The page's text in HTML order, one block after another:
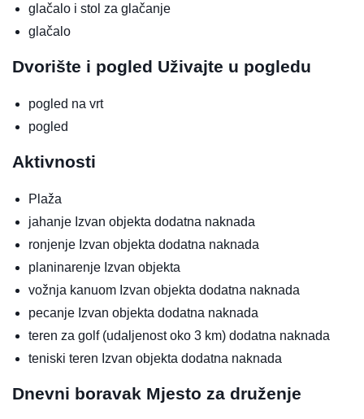
glačalo i stol za glačanje
glačalo
Dvorište i pogled Uživajte u pogledu
pogled na vrt
pogled
Aktivnosti
Plaža
jahanje Izvan objekta dodatna naknada
ronjenje Izvan objekta dodatna naknada
planinarenje Izvan objekta
vožnja kanuom Izvan objekta dodatna naknada
pecanje Izvan objekta dodatna naknada
teren za golf (udaljenost oko 3 km) dodatna naknada
teniski teren Izvan objekta dodatna naknada
Dnevni boravak Mjesto za druženje